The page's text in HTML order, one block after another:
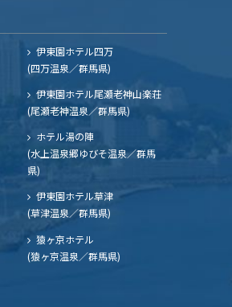
伊東園ホテル四万
(四万温泉／群馬県)
伊東園ホテル尾瀬老神山楽荘
(尾瀬老神温泉／群馬県)
ホテル湯の陣
(水上温泉郷ゆびそ温泉／群馬
県)
伊東園ホテル草津
(草津温泉／群馬県)
猿ヶ京ホテル
(猿ヶ京温泉／群馬県)